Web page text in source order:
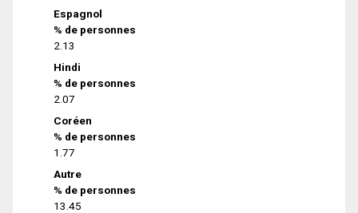
Espagnol
% de personnes
2.13
Hindi
% de personnes
2.07
Coréen
% de personnes
1.77
Autre
% de personnes
13.45